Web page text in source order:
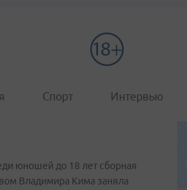
Спорт Интервью
юношей до 18 лет сборная
Владимира Кима заняла